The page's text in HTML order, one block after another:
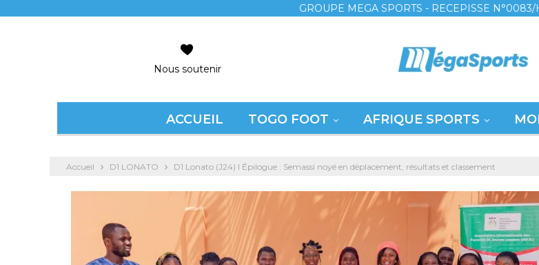
GROUPE MEGA SPORTS - RECEPISSE
Nous soutenir
ACCUEIL TOGO FOOT AFRIQUE SPORTS
Accueil D1 LONATO D1 Lonato (J24) l Épilogue : Semassi noyé en déplacement, résultats et classement